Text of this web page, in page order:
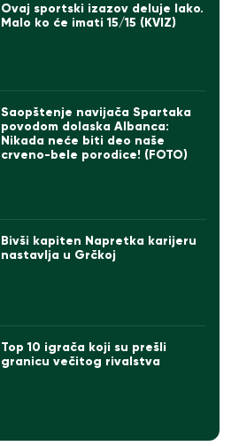
Ovaj sportski izazov deluje lako.
Malo ko će imati 15/15 (KVIZ)
Saopštenje navijača Spartaka
povodom dolaska Albanca:
Nikada neće biti deo naše
crveno-bele porodice! (FOTO)
Bivši kapiten Napretka karijeru
nastavlja u Grčkoj
Top 10 igrača koji su prešli
granicu večitog rivalstva